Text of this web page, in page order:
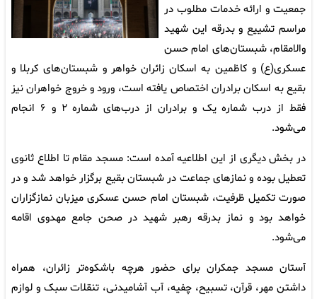
جمعیت و ارائه خدمات مطلوب در
مراسم تشییع و بدرقه این شهید
والامقام، شبستان‌های امام حسن
عسکری(ع) و کاظمین به اسکان زائران خواهر و شبستان‌های کربلا و
بقیع به اسکان برادران اختصاص یافته است، ورود و خروج خواهران نیز
فقط از درب شماره یک و برادران از درب‌های شماره ۲ و ۶ انجام
می‌شود.
در بخش دیگری از این اطلاعیه آمده است: مسجد مقام تا اطلاع ثانوی
تعطیل بوده و نمازهای جماعت در شبستان بقیع برگزار خواهد شد و در
صورت تکمیل ظرفیت، شبستان امام حسن عسکری میزبان نمازگزاران
خواهد بود و نماز بدرقه رهبر شهید در صحن جامع مهدوی اقامه
می‌شود.
آستان مسجد جمکران برای حضور هرچه باشکوه‌تر زائران، همراه
داشتن مهر، قرآن، تسبیح، چفیه، آب آشامیدنی، تنقلات سبک و لوازم